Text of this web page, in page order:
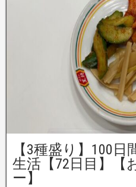
【3種盛り】100日
生活【72日目】【
ー】